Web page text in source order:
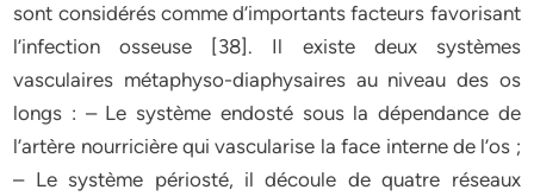
sont considérés comme d’importants facteurs favorisant
l’infection osseuse [38]. Il existe deux systèmes
vasculaires métaphyso-diaphysaires au niveau des os
longs : – Le système endosté sous la dépendance de
l’artère nourricière qui vascularise la face interne de l’os ;
– Le système périosté, il découle de quatre réseaux